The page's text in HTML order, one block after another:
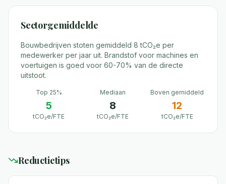
Sectorgemiddelde
Bouwbedrijven stoten gemiddeld 8 tCO₂e per
medewerker per jaar uit. Brandstof voor machines en
voertuigen is goed voor 60-70% van de directe
uitstoot.
Top 25%
5
tCO₂e/FTE
Mediaan
8
tCO₂e/FTE
Boven gemiddeld
12
tCO₂e/FTE
Reductietips